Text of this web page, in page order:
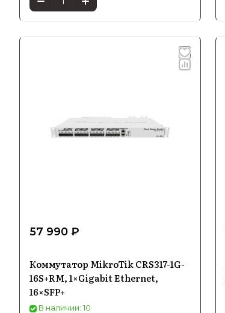
57 990 ₽
Коммутатор MikroTik CRS317-1G-
16S+RM, 1×Gigabit Ethernet,
16×SFP+
В наличии: 10